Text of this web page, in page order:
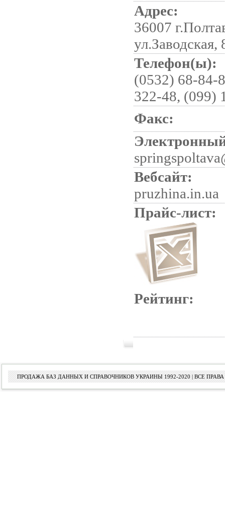
Адрес:
36007
ул.Заводская,
Телефон(ы):
(0532) 68-84-
322-48, (099)
Факс:
Вебсайт:
pruzhina.in.ua
Прайс-лист:
Рейтинг:
ПРОДАЖА БАЗ ДАННЫХ И СПРАВОЧНИКОВ УКРАИНЫ 1992-2020 | ВСЕ